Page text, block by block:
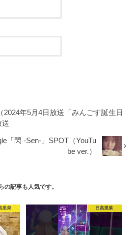
2024年5月4日放送「みんごす誕生日
送
「閃 -Sen-」SPOT（YouTu
be ver.）
の記事も人気です。
里菜 日高里菜